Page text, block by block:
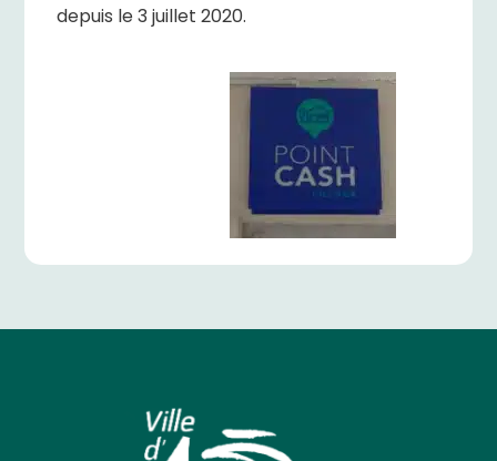
depuis le 3 juillet 2020.